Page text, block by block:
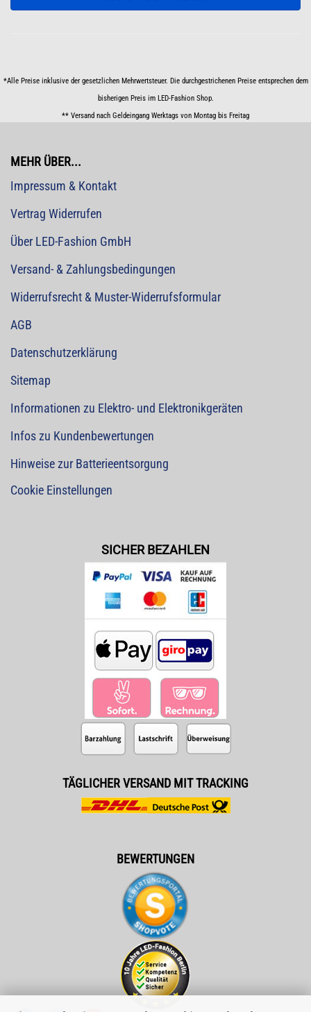
*Alle Preise inklusive der gesetzlichen Mehrwertsteuer. Die durchgestrichenen Preise entsprechen dem
bisherigen Preis im LED-Fashion Shop.
** Versand nach Geldeingang Werktags von Montag bis Freitag
MEHR ÜBER...
Impressum & Kontakt
Vertrag Widerrufen
Über LED-Fashion GmbH
Versand- & Zahlungsbedingungen
Widerrufsrecht & Muster-Widerrufsformular
AGB
Datenschutzerklärung
Sitemap
Informationen zu Elektro- und Elektronikgeräten
Infos zu Kundenbewertungen
Hinweise zur Batterieentsorgung
Cookie Einstellungen
SICHER BEZAHLEN
TÄGLICHER VERSAND MIT TRACKING
BEWERTUNGEN